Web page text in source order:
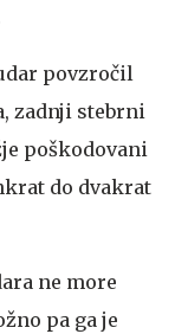
povzročil
zadnji stebrni
poškodovani
do dvakrat
ne more
pa ga je